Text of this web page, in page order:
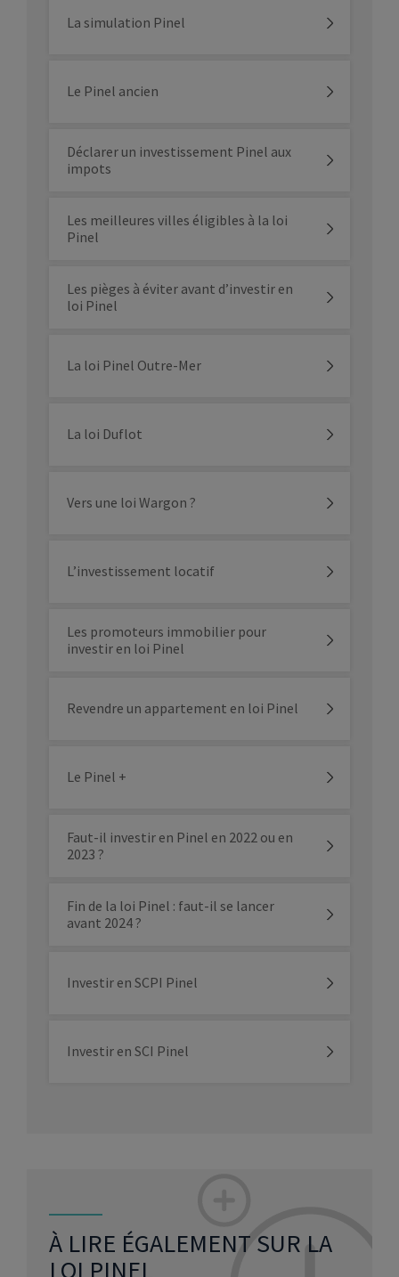
La simulation Pinel
Le Pinel ancien
Déclarer un investissement Pinel aux
impots
Les meilleures villes éligibles à la loi
Pinel
Les pièges à éviter avant d’investir en
loi Pinel
La loi Pinel Outre-Mer
La loi Duflot
Vers une loi Wargon ?
L’investissement locatif
Les promoteurs immobilier pour
investir en loi Pinel
Revendre un appartement en loi Pinel
Le Pinel +
Faut-il investir en Pinel en 2022 ou en
2023 ?
Fin de la loi Pinel : faut-il se lancer
avant 2024 ?
Investir en SCPI Pinel
Investir en SCI Pinel
À LIRE ÉGALEMENT SUR LA
LOI PINEL